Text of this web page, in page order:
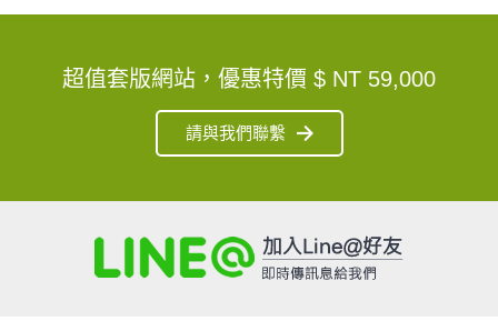
超值套版網站，優惠特價 $ NT 59,000
請與我們聯繫